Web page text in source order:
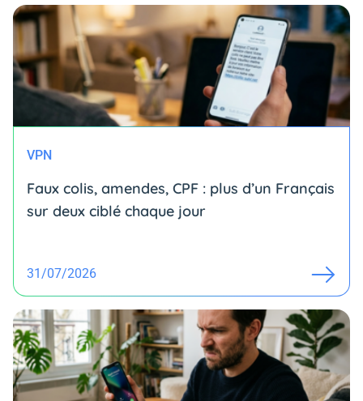
VPN
Faux colis, amendes, CPF : plus d’un Français
sur deux ciblé chaque jour
31/07/2026